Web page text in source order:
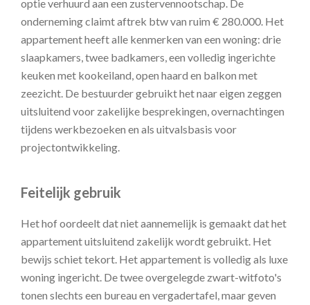
optie verhuurd aan een zustervennootschap. De
onderneming claimt aftrek btw van ruim € 280.000. Het
appartement heeft alle kenmerken van een woning: drie
slaapkamers, twee badkamers, een volledig ingerichte
keuken met kookeiland, open haard en balkon met
zeezicht. De bestuurder gebruikt het naar eigen zeggen
uitsluitend voor zakelijke besprekingen, overnachtingen
tijdens werkbezoeken en als uitvalsbasis voor
projectontwikkeling.
Feitelijk gebruik
Het hof oordeelt dat niet aannemelijk is gemaakt dat het
appartement uitsluitend zakelijk wordt gebruikt. Het
bewijs schiet tekort. Het appartement is volledig als luxe
woning ingericht. De twee overgelegde zwart-witfoto's
tonen slechts een bureau en vergadertafel, maar geven